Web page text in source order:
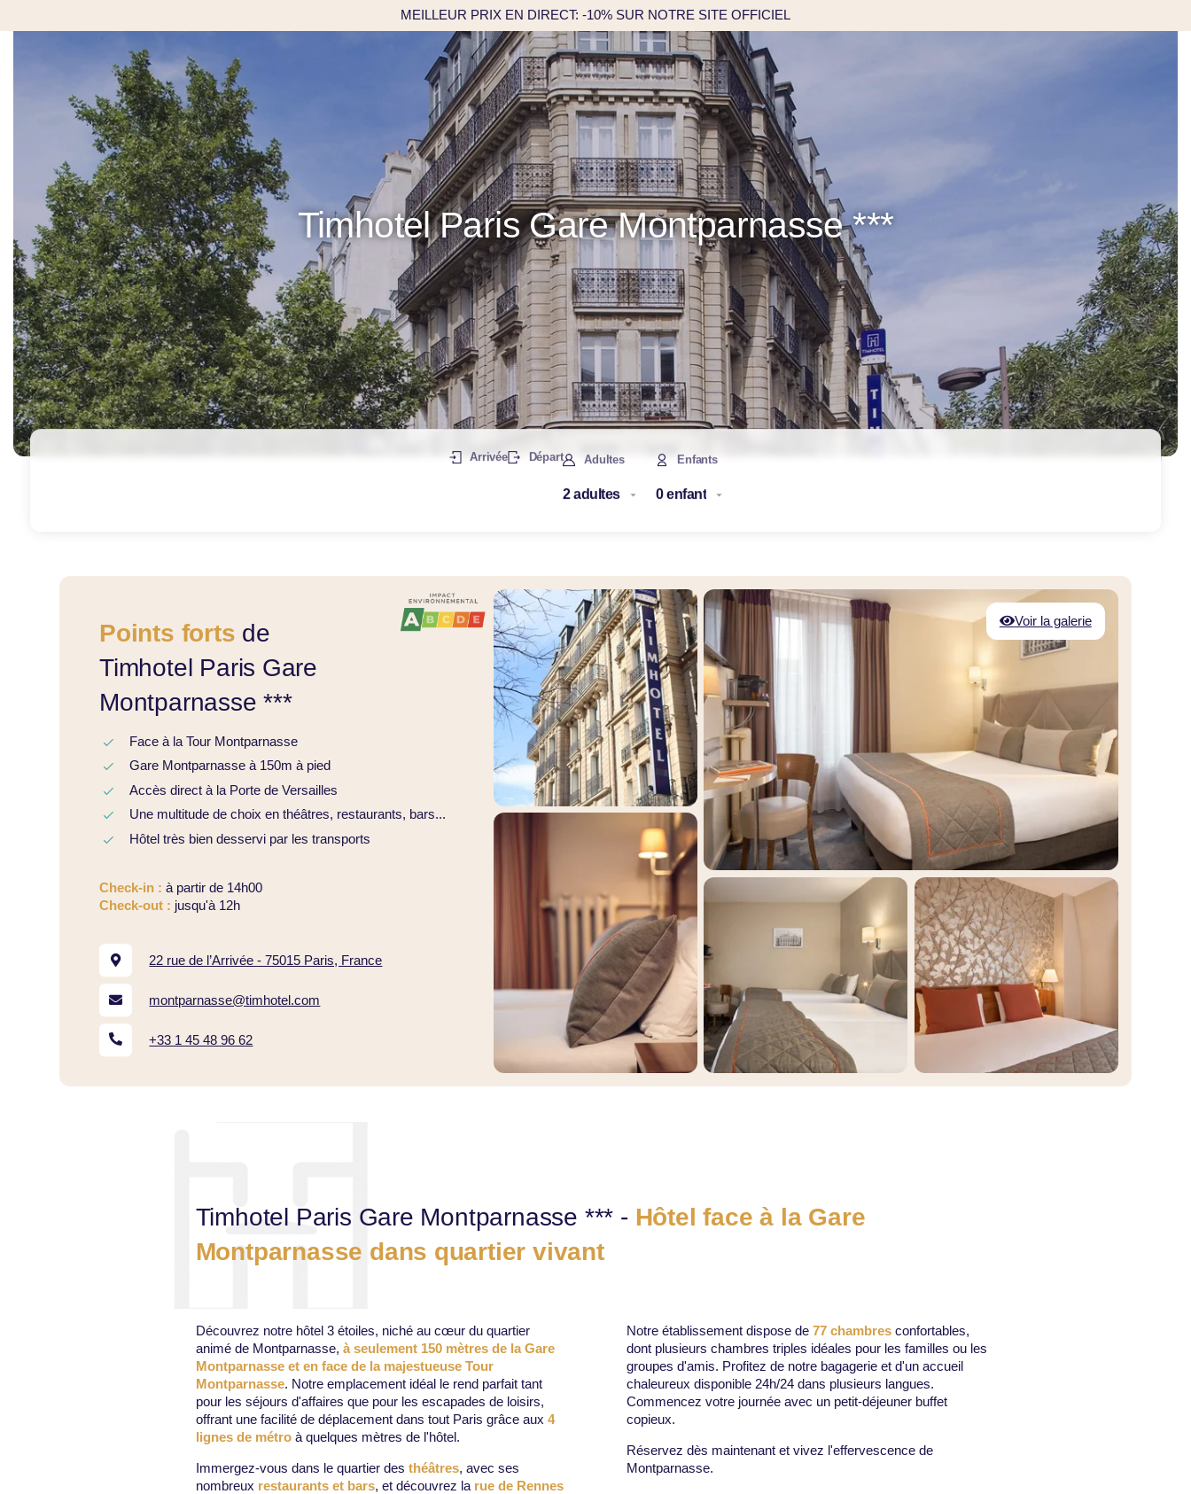
MEILLEUR PRIX EN DIRECT: -10% SUR NOTRE SITE OFFICIEL
Timhotel Paris Gare Montparnasse ***
Arrivée Départ Adultes Enfants
Points forts de
Timhotel Paris Gare
Montparnasse ***
Face à la Tour Montparnasse
Gare Montparnasse à 150m à pied
Accès direct à la Porte de Versailles
Une multitude de choix en théâtres, restaurants, bars...
Hôtel très bien desservi par les transports
Check-in :à partir de 14h00
Check-out : jusqu'à 12h
22 rue de l’Arrivée - 75015 Paris, France
montparnasse@timhotel.com
+33 1 45 48 96 62
Voir la galerie
Timhotel Paris Gare Montparnasse *** - Hôtel face à la Gare
Montparnasse dans quartier vivant
Découvrez notre hôtel 3 étoiles, niché au cœur du quartier
animé de Montparnasse, à seulement 150 mètres de la Gare
Montparnasse et en face de la majestueuse Tour
Montparnasse. Notre emplacement idéal le rend parfait tant
pour les séjours d'affaires que pour les escapades de loisirs,
offrant une facilité de déplacement dans tout Paris grâce aux 4
lignes de métroà quelques mètres de l'hôtel.
Immergez-vous dans le quartier des théâtres, avec ses
nombreux restaurants et bars, et découvrez la rue de Rennes
Notre établissement dispose de 77 chambresconfortables,
dont plusieurs chambres triples idéales pour les familles ou les
groupes d'amis. Profitez de notre bagagerie et d'un accueil
chaleureux disponible 24h/24 dans plusieurs langues.
Commencez votre journée avec un petit-déjeuner buffet
copieux.
Réservez dès maintenant et vivez l'effervescence de
Montparnasse.